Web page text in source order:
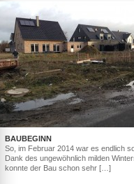
BAUBEGINN
So, im Februar 2014 war es endlich
Dank des ungewöhnlich milden
konnte der Bau schon sehr […]